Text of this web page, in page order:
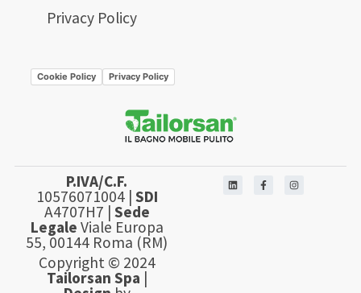
Privacy Policy
Cookie Policy Privacy Policy
P.IVA/C.F.
10576071004 | SDI
A4707H7 | Sede
Legale Viale Europa
55, 00144 Roma (RM)
Copyright © 2024
Tailorsan Spa |